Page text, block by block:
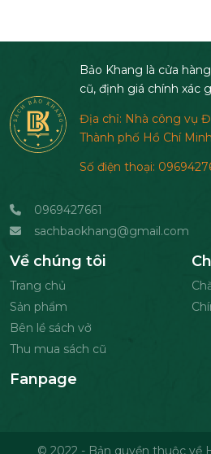
Bảo Khang là cửa
cũ, định giá chính xác
Địa chỉ: Nhà công vụ
Thành phố Hồ Chí Minh
Số điện thoại:
0969427661
sachbaokhang@gmail.com
Về chúng tôi
Trang chủ
Sản phẩm
Bên lề sách vở
Thu mua sách cũ
Fanpage
© 2022 - Bản quyền thuộc về